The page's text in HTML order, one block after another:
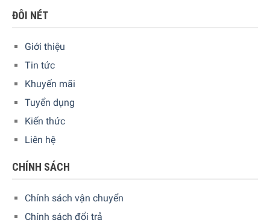
ĐÔI NÉT
Giới thiệu
Tin tức
Khuyến mãi
Tuyển dụng
Kiến thức
Liên hệ
CHÍNH SÁCH
Chính sách vận chuyển
Chính sách đổi trả